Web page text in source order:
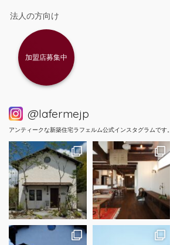
法人の方向け
加盟店募集中
@lafermejp
アンティークな新築住宅ラフェルム公式インスタグラムです。